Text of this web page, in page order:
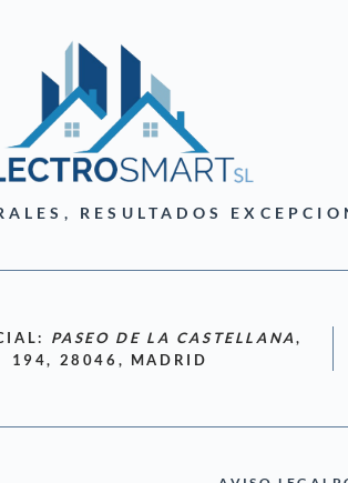
RESULTADOS
PASEO DE LA CASTELLANA,
194, 28046, MADRID